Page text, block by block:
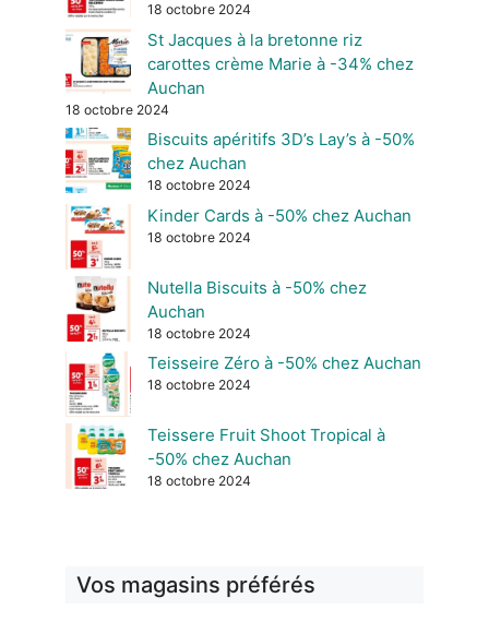
18 octobre 2024
St Jacques à la bretonne riz
carottes crème Marie à -34% chez
Auchan
18 octobre 2024
Biscuits apéritifs 3D’s Lay’s à -50%
chez Auchan
18 octobre 2024
Kinder Cards à -50% chez Auchan
18 octobre 2024
Nutella Biscuits à -50% chez
Auchan
18 octobre 2024
Teisseire Zéro à -50% chez Auchan
18 octobre 2024
Teissere Fruit Shoot Tropical à
-50% chez Auchan
18 octobre 2024
Vos magasins préférés